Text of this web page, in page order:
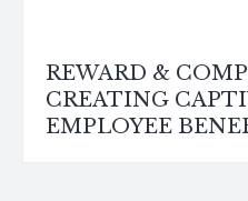
REWARD &
CREATING
EMPLOYEE